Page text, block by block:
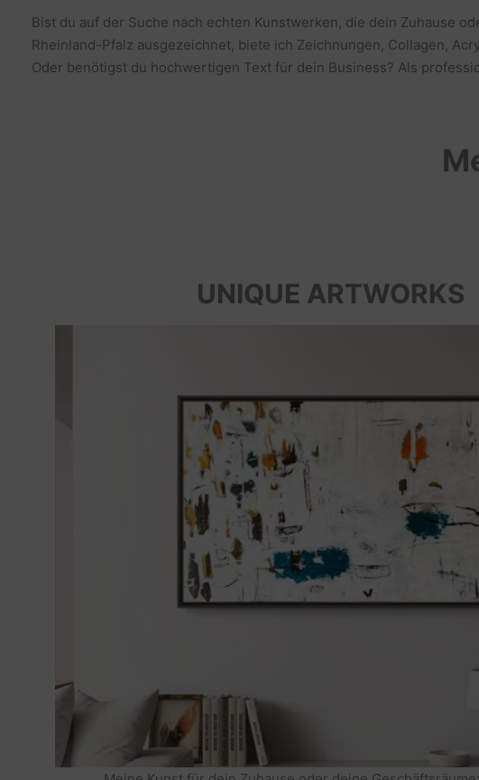
Bist du auf der Suche nach echten Kunstwerken, die dein Zuhause
Rheinland-Pfalz ausgezeichnet, biete ich Zeichnungen, Collagen,
Oder benötigst du hochwertigen Text für dein Business? Als
UNIQUE ARTWORKS